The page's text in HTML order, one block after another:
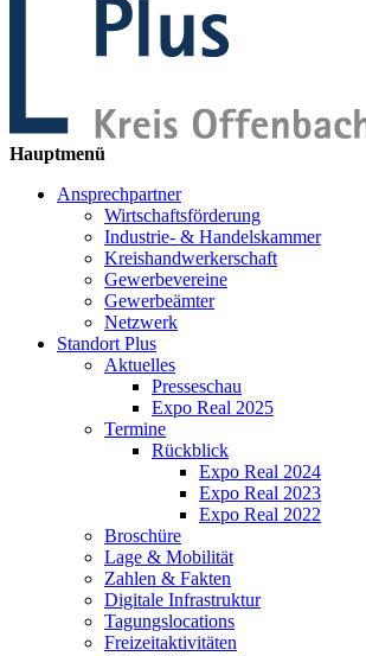
Hauptmenü
Ansprechpartner
Wirtschaftsförderung
Industrie- & Handelskammer
Kreishandwerkerschaft
Gewerbevereine
Gewerbeämter
Netzwerk
Standort Plus
Aktuelles
Presseschau
Expo Real 2025
Termine
Rückblick
Expo Real 2024
Expo Real 2023
Expo Real 2022
Broschüre
Lage & Mobilität
Zahlen & Fakten
Digitale Infrastruktur
Tagungslocations
Freizeitaktivitäten